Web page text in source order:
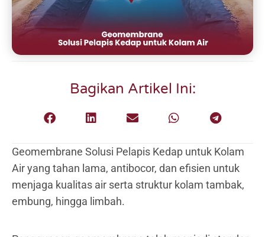
Bagikan Artikel Ini:
Geomembrane Solusi Pelapis Kedap untuk Kolam
Air yang tahan lama, antibocor, dan efisien untuk
menjaga kualitas air serta struktur kolam tambak,
embung, hingga limbah.